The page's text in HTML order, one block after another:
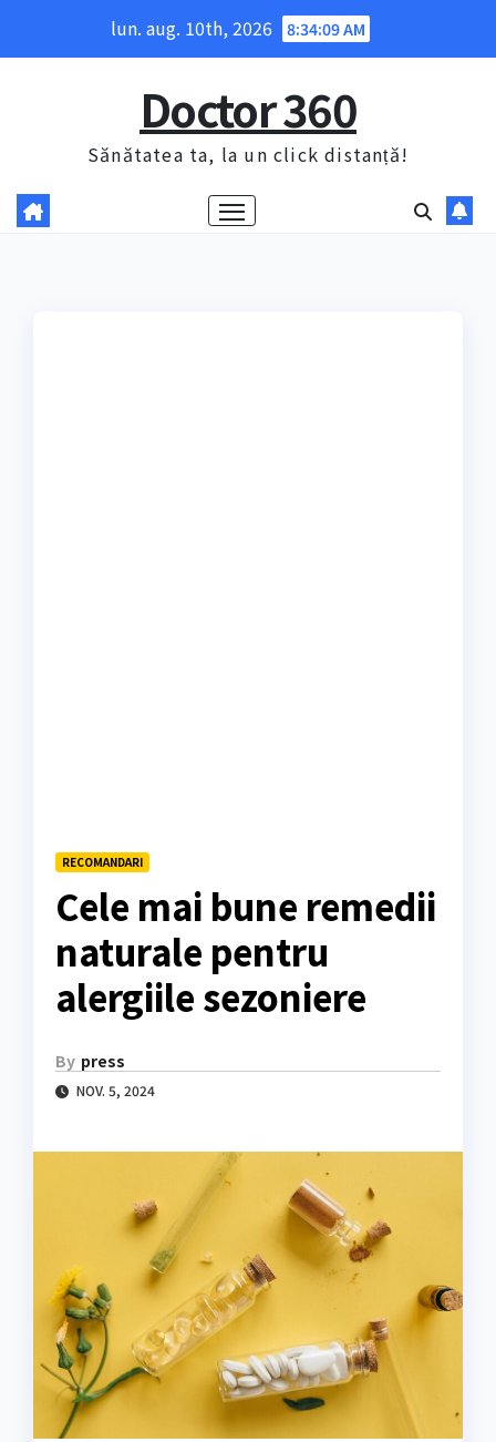
lun. aug. 10th, 2026 8:34:11 AM
Doctor 360
Sănătatea ta, la un click distanță!
RECOMANDARI
Cele mai bune remedii
naturale pentru
alergiile sezoniere
By press
NOV. 5, 2024